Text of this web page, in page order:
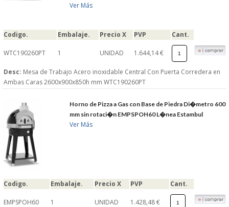
Ver Más
Codigo. Embalaje. Precio X PVP Cant.
WTC190260PT 1 UNIDAD 1.644,14 €
Desc: Mesa de Trabajo Acero inoxidable Central Con Puerta Corredera en
Ambas Caras 2600x900x850h mm WTC190260PT
Horno de Pizza a Gas con Base de Piedra Di�metro 600
mm sin rotaci�n EMPSPOH60 L�nea Estambul
Ver Más
Codigo. Embalaje. Precio X PVP Cant.
EMPSPOH60 1 UNIDAD 1.428,48 €